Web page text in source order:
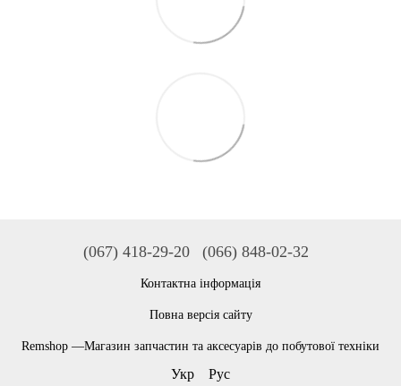
(067) 418-29-20 (066) 848-02-32
Контактна інформація
Повна версія сайту
Remshop —Магазин запчастин та аксесуарів до побутової техніки
Укр Рус